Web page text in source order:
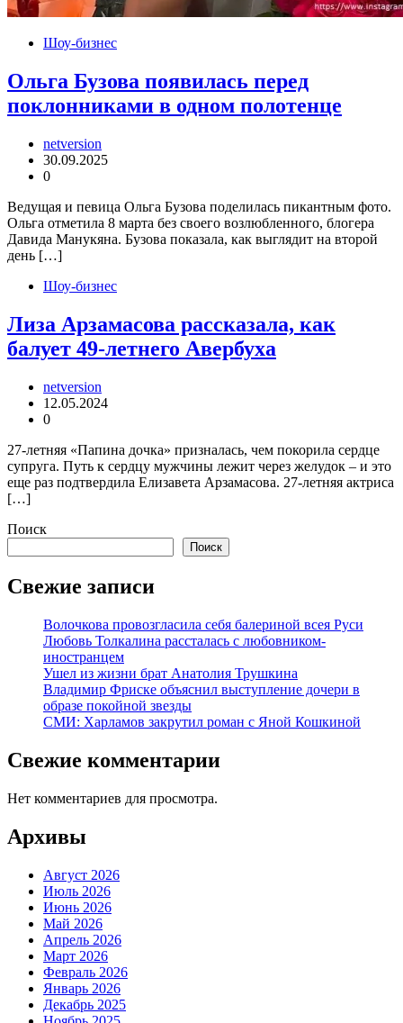
Шоу-бизнес
Ольга Бузова появилась перед
поклонниками в одном полотенце
netversion
30.09.2025
0
Ведущая и певица Ольга Бузова поделилась пикантным фото.
Ольга отметила 8 марта без своего возлюбленного, блогера
Давида Манукяна. Бузова показала, как выглядит на второй
день […]
Шоу-бизнес
Лиза Арзамасова рассказала, как
балует 49-летнего Авербуха
netversion
12.05.2024
0
27-летняя «Папина дочка» призналась, чем покорила сердце
супруга. Путь к сердцу мужчины лежит через желудок – и это
еще раз подтвердила Елизавета Арзамасова. 27-летняя актриса
[…]
Поиск
Поиск
Свежие записи
Волочкова провозгласила себя балериной всея Руси
Любовь Толкалина рассталась с любовником-
иностранцем
Ушел из жизни брат Анатолия Трушкина
Владимир Фриске объяснил выступление дочери в
образе покойной звезды
СМИ: Харламов закрутил роман с Яной Кошкиной
Свежие комментарии
Нет комментариев для просмотра.
Архивы
Август 2026
Июль 2026
Июнь 2026
Май 2026
Апрель 2026
Март 2026
Февраль 2026
Январь 2026
Декабрь 2025